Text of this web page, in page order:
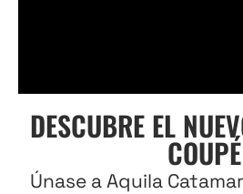
DESCUBRE EL
COUPÉ
Únase a Aquila